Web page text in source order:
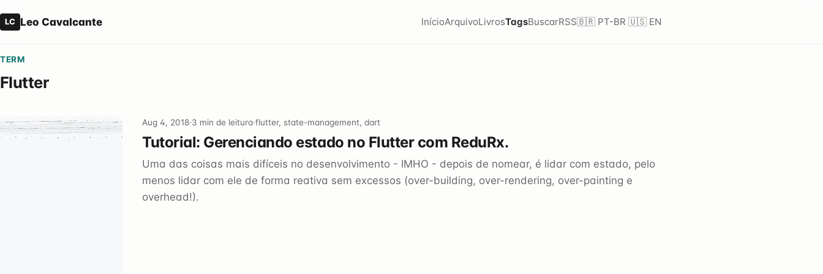
LC Leo Cavalcante InícioArquivoLivrosTagsBuscarRSS🇧🇷 PT-BR 🇺🇸 EN
TERM
Flutter
Aug 4, 2018·3 min de leitura·flutter, state-management, dart
Tutorial: Gerenciando estado no Flutter com ReduRx.
Uma das coisas mais difíceis no desenvolvimento - IMHO - depois de nomear, é lidar com estado, pelo
menos lidar com ele de forma reativa sem excessos (over-building, over-rendering, over-painting e
overhead!).